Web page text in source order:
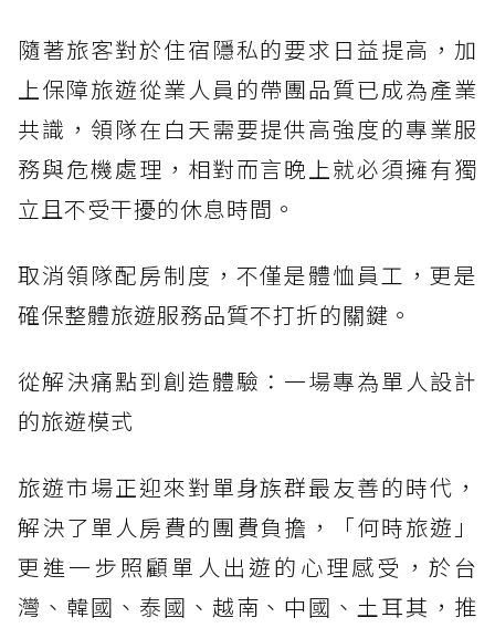
隨著旅客對於住宿隱私的要求日益提高，加
上保障旅遊從業人員的帶團品質已成為產業
共識，領隊在白天需要提供高強度的專業服
務與危機處理，相對而言晚上就必須擁有獨
立且不受干擾的休息時間。
取消領隊配房制度，不僅是體恤員工，更是
確保整體旅遊服務品質不打折的關鍵。
從解決痛點到創造體驗：一場專為單人設計
的旅遊模式
旅遊市場正迎來對單身族群最友善的時代，
解決了單人房費的團費負擔，「何時旅遊」
更進一步照顧單人出遊的心理感受，於台
灣、韓國、泰國、越南、中國、土耳其，推